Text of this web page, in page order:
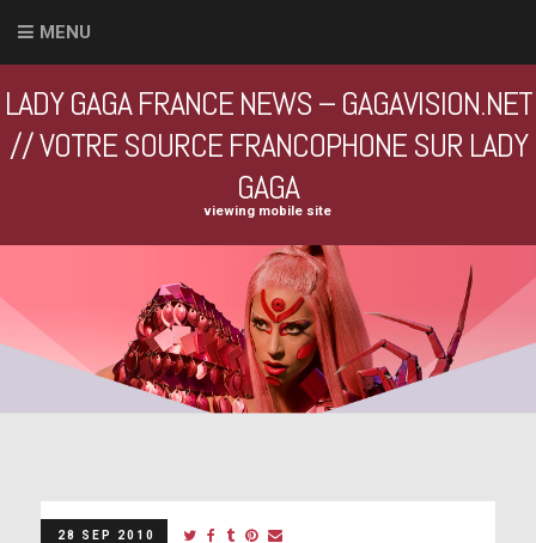
MENU
LADY GAGA FRANCE NEWS – GAGAVISION.NET
// VOTRE SOURCE FRANCOPHONE SUR LADY
GAGA
viewing mobile site
28 SEP 2010